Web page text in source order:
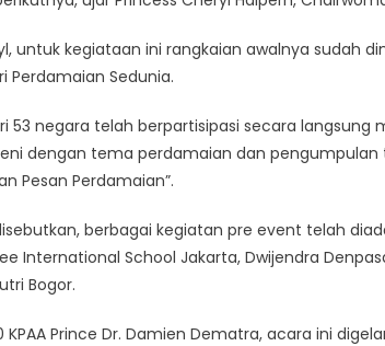
untuk kegiataan ini rangkaian awalnya sudah
Perdamaian Sedunia.
53 negara telah berpartisipasi secara
dengan tema perdamaian dan pengumpulan
Pesan Perdamaian”.
berbagai kegiatan pre event telah
International School Jakarta, Dwijendra
Bogor.
Prince Dr. Damien Dematra, acara ini